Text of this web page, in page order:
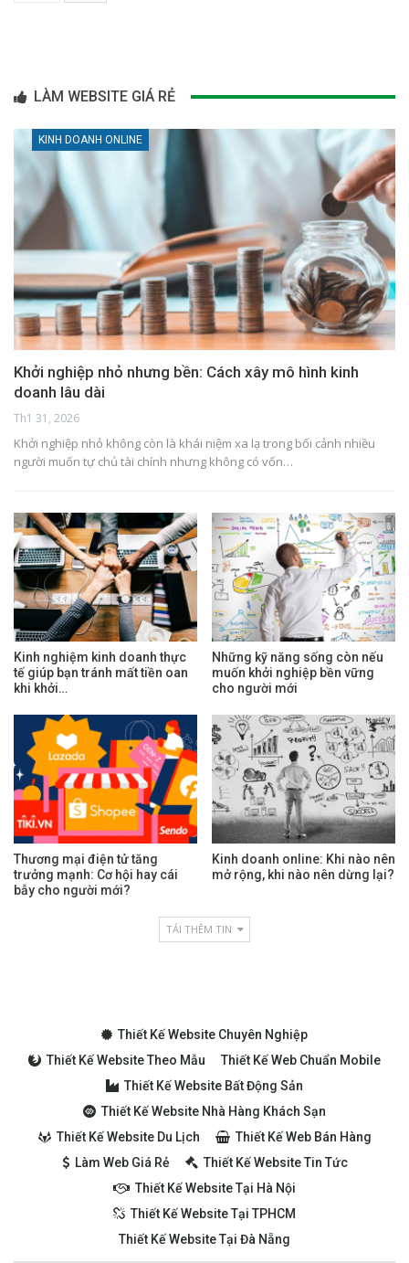
LÀM WEBSITE GIÁ RẺ
KINH DOANH ONLINE
Khởi nghiệp nhỏ nhưng bền: Cách xây mô hình kinh
doanh lâu dài
Th1 31, 2026
Khởi nghiệp nhỏ không còn là khái niệm xa lạ trong bối cảnh nhiều
người muốn tự chủ tài chính nhưng không có vốn…
Kinh nghiệm kinh doanh thực
tế giúp bạn tránh mất tiền oan
khi khởi…
Những kỹ năng sống còn nếu
muốn khởi nghiệp bền vững
cho người mới
Thương mại điện tử tăng
trưởng mạnh: Cơ hội hay cái
bẫy cho người mới?
Kinh doanh online: Khi nào nên
mở rộng, khi nào nên dừng lại?
TẢI THÊM TIN
Thiết Kế Website Chuyên Nghiệp
Thiết Kế Website Theo Mẫu
Thiết Kế Web Chuẩn Mobile
Thiết Kế Website Bất Động Sản
Thiết Kế Website Nhà Hàng Khách Sạn
Thiết Kế Website Du Lịch
Thiết Kế Web Bán Hàng
Làm Web Giá Rẻ
Thiết Kế Website Tin Tức
Thiết Kế Website Tại Hà Nội
Thiết Kế Website Tại TPHCM
Thiết Kế Website Tại Đà Nẵng